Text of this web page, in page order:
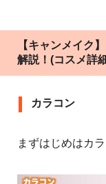
【キャンメイク
解説！(コスメ詳
カラコン
まずはじめはカラ